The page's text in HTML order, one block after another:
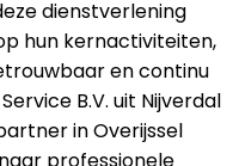
dienstverlening
hun kernactiviteiten,
en continu
B.V. uit Nijverdal
in Overijssel